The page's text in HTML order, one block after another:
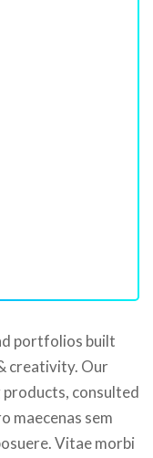
portfolios built
creativity. Our
products, consulted
maecenas sem
Vitae morbi